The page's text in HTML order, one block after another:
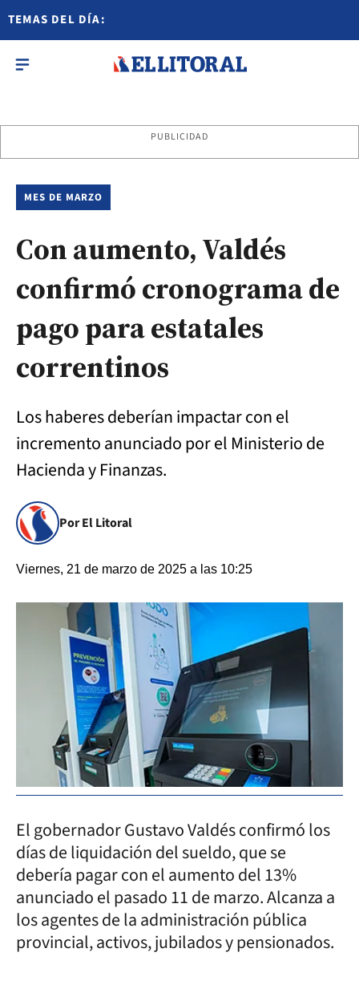
TEMAS DEL DÍA:
PUBLICIDAD
MES DE MARZO
Con aumento, Valdés
confirmó cronograma de
pago para estatales
correntinos
Los haberes deberían impactar con el
incremento anunciado por el Ministerio de
Hacienda y Finanzas.
Por El Litoral
Viernes, 21 de marzo de 2025 a las 10:25
El gobernador Gustavo Valdés confirmó los
días de liquidación del sueldo, que se
debería pagar con el aumento del 13%
anunciado el pasado 11 de marzo. Alcanza a
los agentes de la administración pública
provincial, activos, jubilados y pensionados.